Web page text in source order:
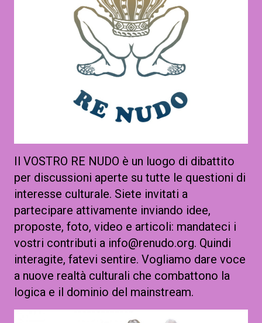
Il VOSTRO RE NUDO è un luogo di dibattito
per discussioni aperte su tutte le questioni di
interesse culturale. Siete invitati a
partecipare attivamente inviando idee,
proposte, foto, video e articoli: mandateci i
vostri contributi a info@renudo.org. Quindi
interagite, fatevi sentire. Vogliamo dare voce
a nuove realtà culturali che combattono la
logica e il dominio del mainstream.